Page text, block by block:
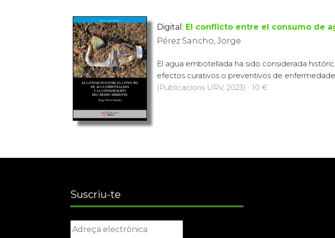
Digital: El conflicto entre el consumo de
Pérez Sancho, Jorge
El agua embotellada ha sido considerada
efectos curativos o preventivos de
(Publicacions URV, 2023) · 10 €
Suscriu-te